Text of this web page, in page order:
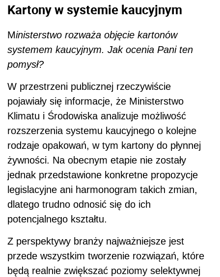
Kartony w systemie kaucyjnym
Ministerstwo rozważa objęcie kartonów
systemem kaucyjnym. Jak ocenia Pani ten
pomysł?
W przestrzeni publicznej rzeczywiście
pojawiały się informacje, że Ministerstwo
Klimatu i Środowiska analizuje możliwość
rozszerzenia systemu kaucyjnego o kolejne
rodzaje opakowań, w tym kartony do płynnej
żywności. Na obecnym etapie nie zostały
jednak przedstawione konkretne propozycje
legislacyjne ani harmonogram takich zmian,
dlatego trudno odnosić się do ich
potencjalnego kształtu.
Z perspektywy branży najważniejsze jest
przede wszystkim tworzenie rozwiązań, które
będą realnie zwiększać poziomy selektywnej